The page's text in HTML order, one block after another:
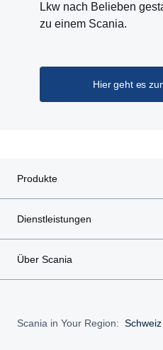
Lkw nach Belieben
zu einem Scania.
Hier geht es
Produkte
Dienstleistungen
Über Scania
Scania in Your Region: Schweiz